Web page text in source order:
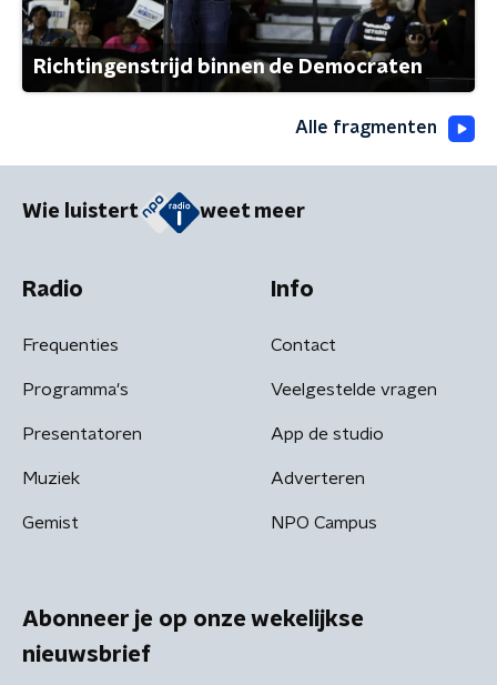
Richtingenstrijd binnen de Democraten
Alle fragmenten
Wie luistert weet meer
Radio
Frequenties
Programma's
Presentatoren
Muziek
Gemist
Info
Contact
Veelgestelde vragen
App de studio
Adverteren
NPO Campus
Abonneer je op onze wekelijkse
nieuwsbrief